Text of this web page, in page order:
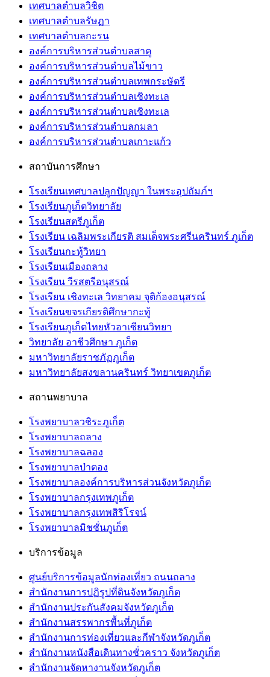
เทศบาลตำบลวิชิต
เทศบาลตำบลรัษฏา
เทศบาลตำบลกะรน
องค์การบริหารส่วนตำบลสาคู
องค์การบริหารส่วนตำบลไม้ขาว
องค์การบริหารส่วนตำบลเทพกระษัตรี
องค์การบริหารส่วนตำบลเชิงทะเล
องค์การบริหารส่วนตำบลเชิงทะเล
องค์การบริหารส่วนตำบลกมลา
องค์การบริหารส่วนตำบลเกาะแก้ว
สถาบันการศึกษา
โรงเรียนเทศบาลปลูกปัญญา ในพระอุปถัมภ์ฯ
โรงเรียนภูเก็ตวิทยาลัย
โรงเรียนสตรีภูเก็ต
โรงเรียน เฉลิมพระเกียรติ สมเด็จพระศรีนครินทร์ ภูเก็ต
โรงเรียนกะทู้วิทยา
โรงเรียนเมืองถลาง
โรงเรียน วีรสตรีอนุสรณ์
โรงเรียน เชิงทะเล วิทยาคม จุติก้องอนุสรณ์
โรงเรียนขจรเกียรติศึกษากะทู้
โรงเรียนภูเก็ตไทยหัวอาเซียนวิทยา
วิทยาลัย อาชีวศึกษา ภูเก็ต
มหาวิทยาลัยราชภัฏภูเก็ต
มหาวิทยาลัยสงขลานครินทร์ วิทยาเขตภูเก็ต
สถานพยาบาล
โรงพยาบาลวชิระภูเก็ต
โรงพยาบาลถลาง
โรงพยาบาลฉลอง
โรงพยาบาลป่าตอง
โรงพยาบาลองค์การบริหารส่วนจังหวัดภูเก็ต
โรงพยาบาลกรุงเทพภูเก็ต
โรงพยาบาลกรุงเทพสิริโรจน์
โรงพยาบาลมิชชั่นภูเก็ต
บริการข้อมูล
ศูนย์บริการข้อมูลนักท่องเที่ยว ถนนถลาง
สำนักงานการปฏิรูปที่ดินจังหวัดภูเก็ต
สำนักงานประกันสังคมจังหวัดภูเก็ต
สำนักงานสรรพากรพื้นที่ภูเก็ต
สำนักงานการท่องเที่ยวและกีฬาจังหวัดภูเก็ต
สำนักงานหนังสือเดินทางชั่วคราว จังหวัดภูเก็ต
สำนักงานจัดหางานจังหวัดภูเก็ต